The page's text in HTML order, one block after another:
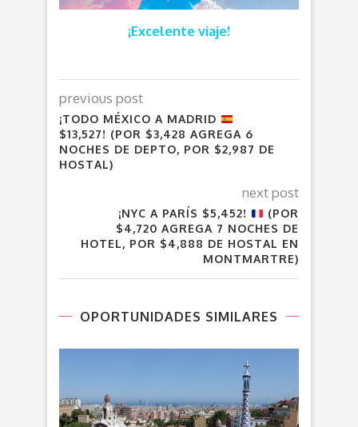
¡Excelente viaje!
previous post
¡TODO MÉXICO A MADRID
$13,527! (POR $3,428 AGREGA 6
NOCHES DE DEPTO, POR $2,987 DE
HOSTAL)
next post
¡NYC A PARÍS $5,452!
(POR
$4,720 AGREGA 7 NOCHES DE
HOTEL, POR $4,888 DE HOSTAL EN
MONTMARTRE)
OPORTUNIDADES SIMILARES